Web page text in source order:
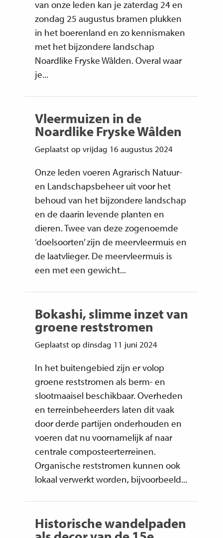
van onze leden kan je zaterdag 24 en
zondag 25 augustus bramen plukken
in het boerenland en zo kennismaken
met het bijzondere landschap
Noardlike Fryske Wâlden. Overal waar
je...
Vleermuizen in de
Noardlike Fryske Wâlden
Geplaatst op vrijdag 16 augustus 2024
Onze leden voeren Agrarisch Natuur-
en Landschapsbeheer uit voor het
behoud van het bijzondere landschap
en de daarin levende planten en
dieren. Twee van deze zogenoemde
‘doelsoorten’ zijn de meervleermuis en
de laatvlieger. De meervleermuis is
een met een gewicht...
Bokashi, slimme inzet van
groene reststromen
Geplaatst op dinsdag 11 juni 2024
In het buitengebied zijn er volop
groene reststromen als berm- en
slootmaaisel beschikbaar. Overheden
en terreinbeheerders laten dit vaak
door derde partijen onderhouden en
voeren dat nu voornamelijk af naar
centrale composteerterreinen.
Organische reststromen kunnen ook
lokaal verwerkt worden, bijvoorbeeld...
Historische wandelpaden